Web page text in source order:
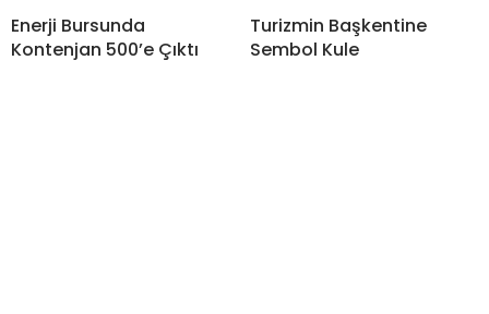
Enerji Bursunda
Kontenjan 500’e Çıktı
Turizmin Başkentine
Sembol Kule